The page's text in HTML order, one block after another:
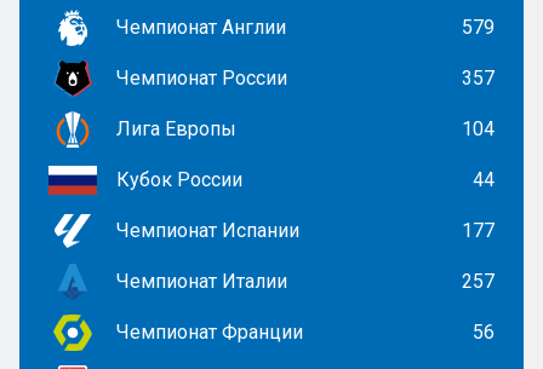
Чемпионат Англии 579
Чемпионат России 357
Лига Европы 104
Кубок России 44
Чемпионат Испании 177
Чемпионат Италии 257
Чемпионат Франции 56